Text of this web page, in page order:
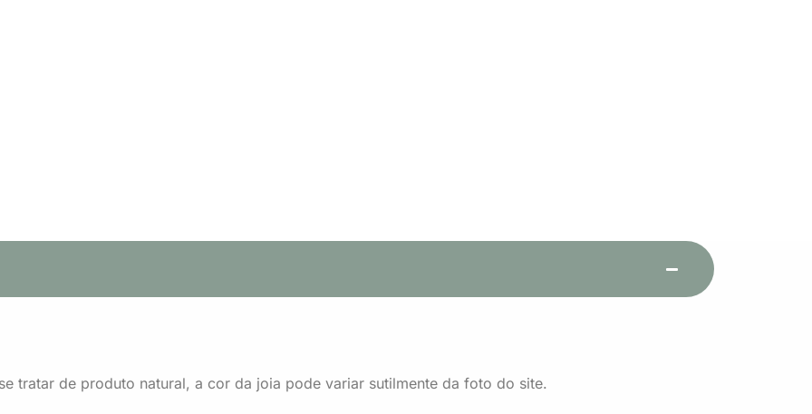
tratar de produto natural, a cor da joia pode variar sutilmente da foto do site.​